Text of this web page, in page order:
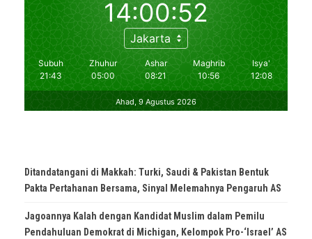
Ditandatangani di Makkah: Turki, Saudi & Pakistan Bentuk
Pakta Pertahanan Bersama, Sinyal Melemahnya Pengaruh AS
Jagoannya Kalah dengan Kandidat Muslim dalam Pemilu
Pendahuluan Demokrat di Michigan, Kelompok Pro-‘Israel’ AS